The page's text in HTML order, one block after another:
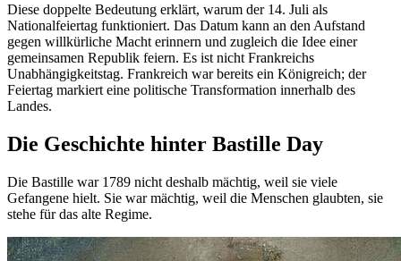
Diese doppelte Bedeutung erklärt, warum der 14. Juli als
Nationalfeiertag funktioniert. Das Datum kann an den Aufstand
gegen willkürliche Macht erinnern und zugleich die Idee einer
gemeinsamen Republik feiern. Es ist nicht Frankreichs
Unabhängigkeitstag. Frankreich war bereits ein Königreich; der
Feiertag markiert eine politische Transformation innerhalb des
Landes.
Die Geschichte hinter Bastille Day
Die Bastille war 1789 nicht deshalb mächtig, weil sie viele
Gefangene hielt. Sie war mächtig, weil die Menschen glaubten, sie
stehe für das alte Regime.